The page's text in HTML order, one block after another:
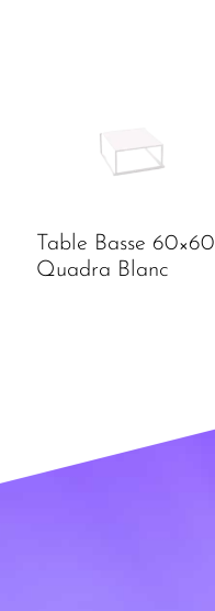
Table Basse 60×60
Quadra Blanc